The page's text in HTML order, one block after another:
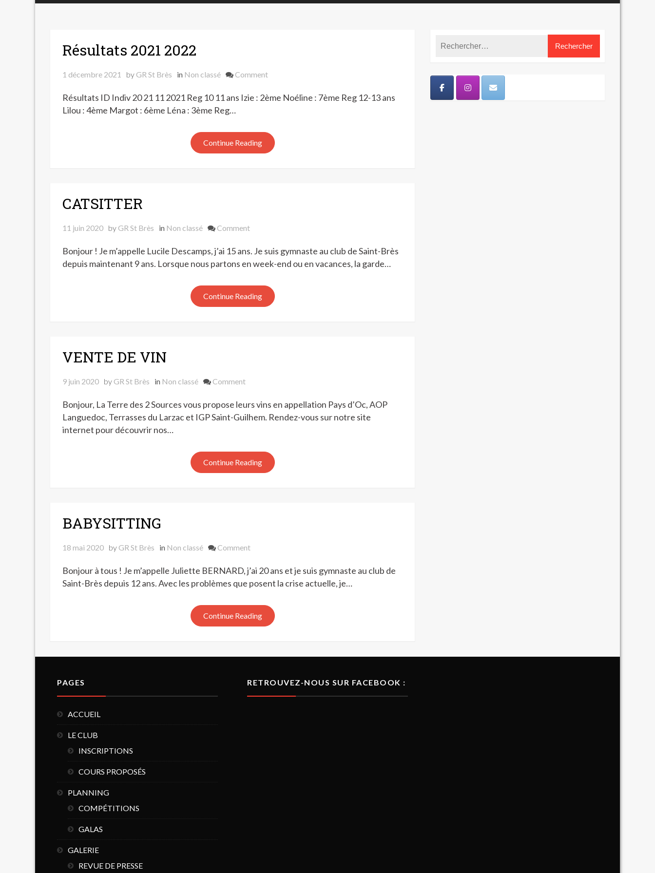
Résultats 2021 2022
1 décembre 2021 byGR St Brès in Non classé Commenton
2021
Résultats ID Indiv 20 21 11 2021 Reg 10 11 ans Izie : 2ème Noéline : 7ème Reg 12-13 ans
Lilou : 4ème Margot : 6ème Léna : 3ème Reg…
Continue Reading
CATSITTER
11 juin 2020 byGR St Brès in Non classé Commenton
Bonjour ! Je m’appelle Lucile Descamps, j’ai 15 ans. Je suis gymnaste au club de Saint-Brès
depuis maintenant 9 ans. Lorsque nous partons en week-end ou en vacances, la garde…
Continue Reading
VENTE DE VIN
9 juin 2020 byGR St Brès in Non classé Commenton
DE
VIN
Bonjour, La Terre des 2 Sources vous propose leurs vins en appellation Pays d’Oc, AOP
Languedoc, Terrasses du Larzac et IGP Saint-Guilhem. Rendez-vous sur notre site
internet pour découvrir nos…
Continue Reading
BABYSITTING
18 mai 2020 byGR St Brès in Non classé Commenton
Bonjour à tous ! Je m’appelle Juliette BERNARD, j’ai 20 ans et je suis gymnaste au club de
Saint-Brès depuis 12 ans. Avec les problèmes que posent la crise actuelle, je…
Continue Reading
PAGES
ACCUEIL
LE CLUB
INSCRIPTIONS
COURS PROPOSÉS
PLANNING
COMPÉTITIONS
GALAS
GALERIE
REVUE DE PRESSE
RETROUVEZ-NOUS SUR FACEBOOK :